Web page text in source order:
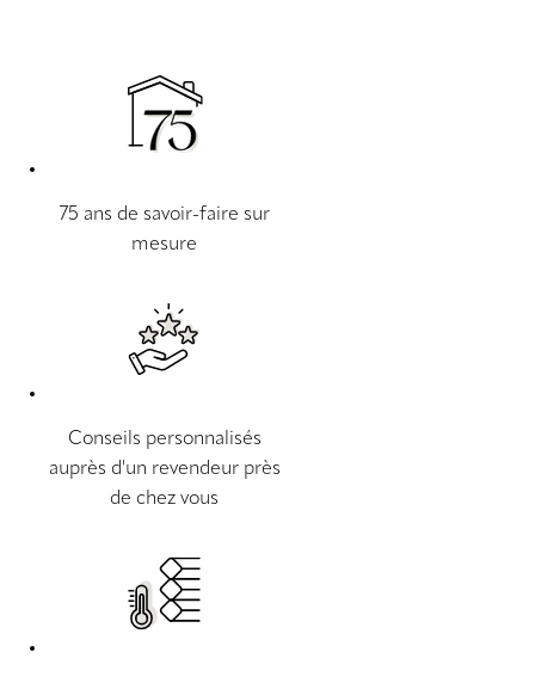
75 ans de savoir-faire sur
mesure
Conseils personnalisés
auprès d'un revendeur près
de chez vous